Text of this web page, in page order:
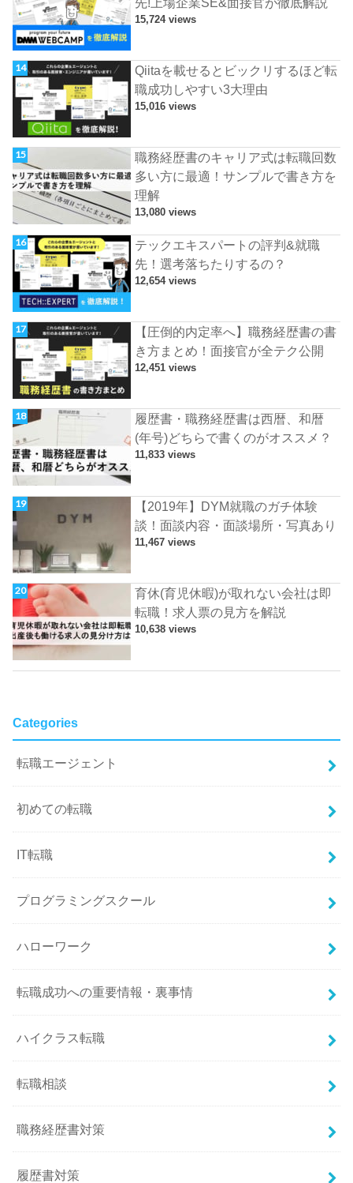
15,724 views
Qiitaを載せるとビックリするほど転
職成功しやすい3大理由
15,016 views
職務経歴書のキャリア式は転職回数
多い方に最適！サンプルで書き方を
理解
13,080 views
テックエキスパートの評判&就職
先！選考落ちたりするの？
12,654 views
【圧倒的内定率へ】職務経歴書の書
き方まとめ！面接官が全テク公開
12,451 views
履歴書・職務経歴書は西暦、和暦
(年号)どちらで書くのがオススメ？
11,833 views
【2019年】DYM就職のガチ体験
談！面談内容・面談場所・写真あり
11,467 views
育休(育児休暇)が取れない会社は即
転職！求人票の見方を解説
10,638 views
Categories
転職エージェント
初めての転職
IT転職
プログラミングスクール
ハローワーク
転職成功への重要情報・裏事情
ハイクラス転職
転職相談
職務経歴書対策
履歴書対策